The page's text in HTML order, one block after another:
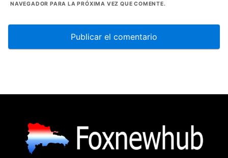
NAVEGADOR PARA LA PRÓXIMA VEZ QUE COMENTE.